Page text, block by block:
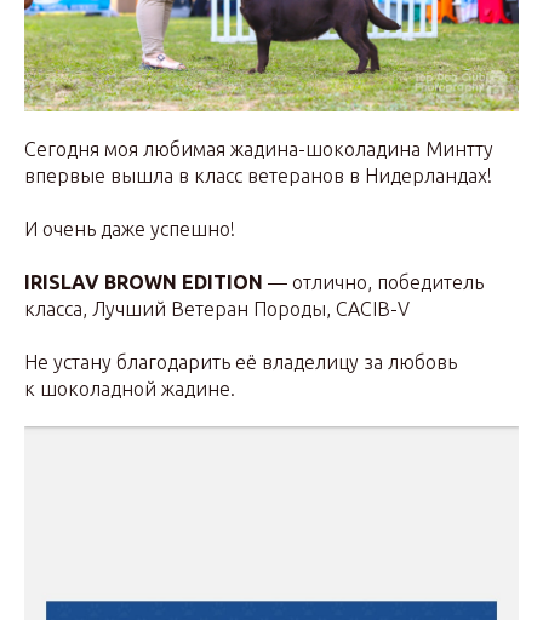
Сегодня моя любимая жадина-шоколадина Минтту
впервые вышла в класс ветеранов в Нидерландах!
И очень даже успешно!
IRISLAV BROWN EDITION — отлично, победитель
класса, Лучший Ветеран Породы, CACIB-V
Не устану благодарить её владелицу за любовь
к шоколадной жадине.